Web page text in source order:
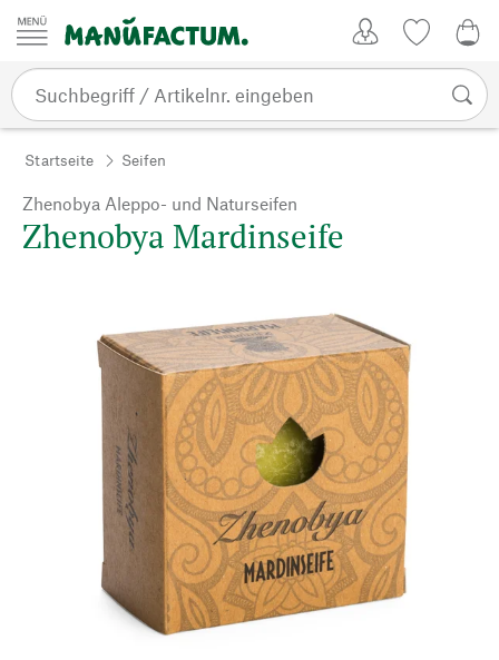
Zum Inhalt springen
Startseite Seifen
Zhenobya Aleppo- und Naturseifen
Zhenobya Mardinseife